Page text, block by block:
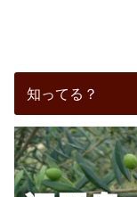
知ってる？